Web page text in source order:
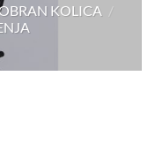
KOLICA /